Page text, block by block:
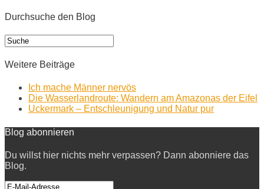
Durchsuche den Blog
Weitere Beiträge
Ich mache Männer nervös
Die Wasserlandroute: Wandern am Amazonas der Eifel
Uckermark – Entschleunigung und Natur pur
Blog abonnieren
Du willst hier nichts mehr verpassen? Dann abonniere das
Blog.
E-